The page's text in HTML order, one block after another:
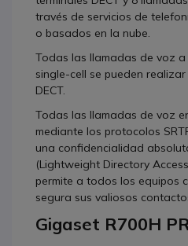
través de servicios de
o basados en la nube.
Todas las llamadas de voz a
single-cell se pueden
DECT.
Todas las llamadas de voz
mediante los protocolos
una confidencialidad
(Lightweight Directory
permite a todos los equipos
segura sus valiosos
Gigaset R700H